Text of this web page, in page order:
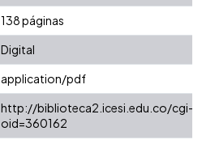
138 páginas
Digital
application/pdf
http://biblioteca2.icesi.edu.co/cgi-
oid=360162